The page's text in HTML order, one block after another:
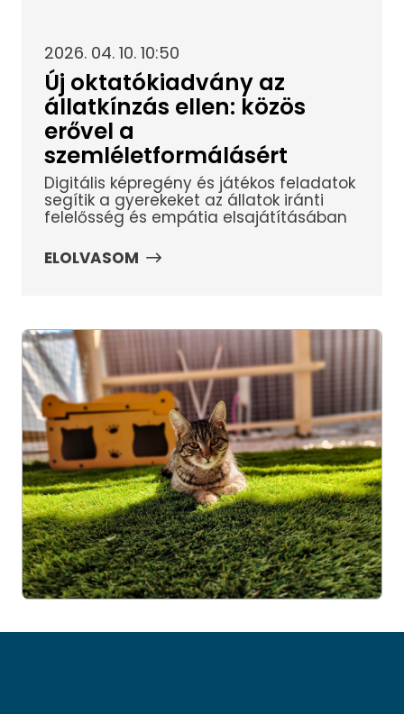
2026. 04. 10. 10:50
Új oktatókiadvány az
állatkínzás ellen: közös
erővel a
szemléletformálásért
Digitális képregény és játékos feladatok
segítik a gyerekeket az állatok iránti
felelősség és empátia elsajátításában
ELOLVASOM